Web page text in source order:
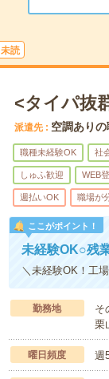
未読
<タイパ抜
派遣先 空調あり
職種未経験OK 社
しゅふ歓迎 WEB
週払いOK 職場が
ここがポイント！
未経験OK○残
＼未経験OK！工
勤務地
そ
栗
曜日頻度 週